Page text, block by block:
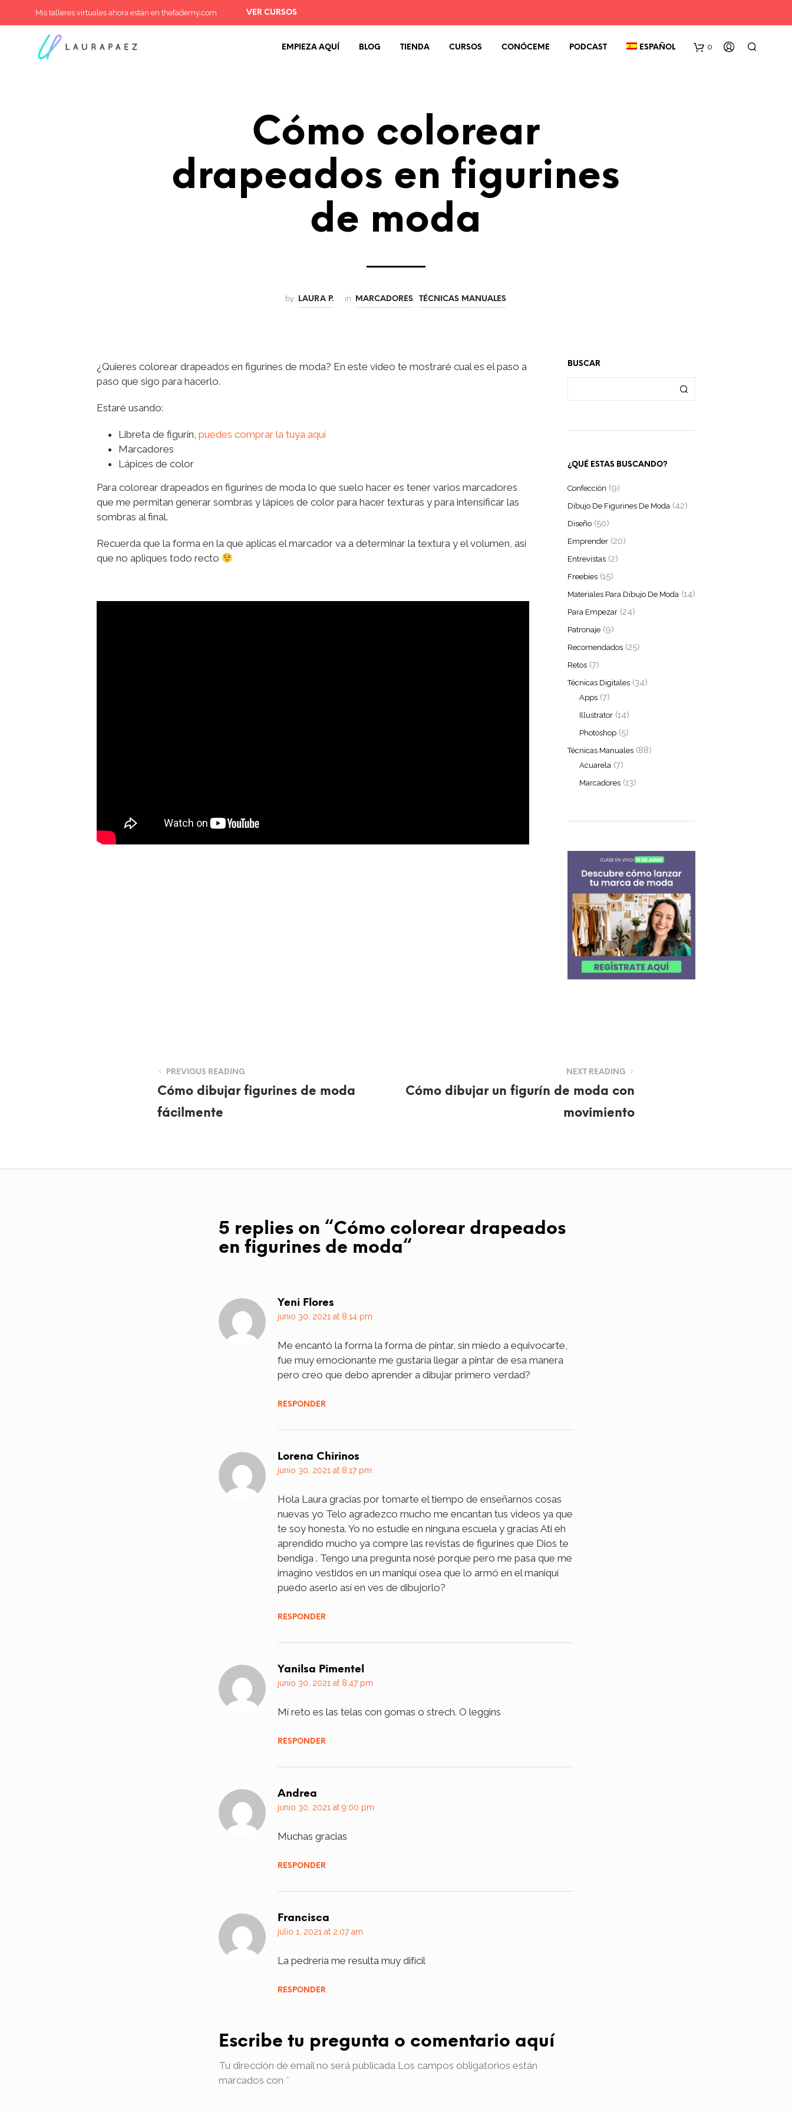
Mis talleres virtuales ahora están en thefademy.com VER CURSOS
0
EMPIEZA AQUÍ BLOG TIENDA CURSOS CONÓCEME PODCAST ESPAÑOL
Cómo colorear
drapeados en figurines
de moda
by LAURA P. in MARCADORES, TÉCNICAS MANUALES
¿Quieres colorear drapeados en figurines de moda? En este video te mostraré cual es el paso a
paso que sigo para hacerlo.
Estaré usando:
Libreta de figurín, puedes comprar la tuya aquí
Marcadores
Lápices de color
Para colorear drapeados en figurines de moda lo que suelo hacer es tener varios marcadores
que me permitan generar sombras y lápices de color para hacer texturas y para intensificar las
sombras al final.
Recuerda que la forma en la que aplicas el marcador va a determinar la textura y el volumen, así
que no apliques todo recto
BUSCAR
¿QUÉ ESTAS BUSCANDO?
Confección (9)
Dibujo De Figurines De Moda(42)
Diseño(50)
Emprender(20)
Entrevistas(2)
Freebies(15)
Materiales Para Dibujo De Moda(14)
Para Empezar(24)
Patronaje(9)
Recomendados(25)
Retos(7)
Técnicas Digitales(34)
Apps(7)
Illustrator(14)
Photoshop(5)
Técnicas Manuales(88)
Acuarela(7)
Marcadores(13)
PREVIOUS READING
Cómo dibujar figurines de moda
fácilmente
NEXT READING
Cómo dibujar un figurín de moda con
movimiento
5 replies on “Cómo colorear drapeados
en figurines de moda“
Yeni Flores
junio 30, 2021 at 8:14 pm
Me encantó la forma la forma de pintar, sin miedo a equivocarte,
fue muy emocionante me gustaría llegar a pintar de esa manera
pero creo que debo aprender a dibujar primero verdad?
RESPONDER
Lorena Chirinos
junio 30, 2021 at 8:17 pm
Hola Laura gracias por tomarte el tiempo de enseñarnos cosas
nuevas yo Telo agradezco mucho me encantan tus videos ya que
te soy honesta. Yo no estudie en ninguna escuela y gracias Ati eh
aprendido mucho ya compre las revistas de figurines que Dios te
bendiga . Tengo una pregunta nosé porque pero me pasa que me
imagino vestidos en un maniquí osea que lo armó en el maniquí
puedo aserlo así en ves de dibujorlo?
RESPONDER
Yanilsa Pimentel
junio 30, 2021 at 8:47 pm
Mí reto es las telas con gomas o strech. O leggins
RESPONDER
Andrea
junio 30, 2021 at 9:00 pm
Muchas gracias
RESPONDER
Francisca
julio 1, 2021 at 2:07 am
La pedrería me resulta muy difícil
RESPONDER
Escribe tu pregunta o comentario aquí
Tu dirección de email no será publicada Los campos obligatorios están
marcados con *